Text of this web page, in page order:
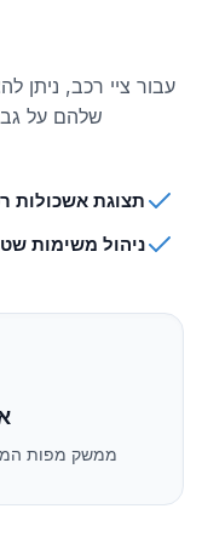
עבור ציי רכב, ניתן
שלהם על
תצוגת אשכולות
ניהול משימות
ממשק מפות